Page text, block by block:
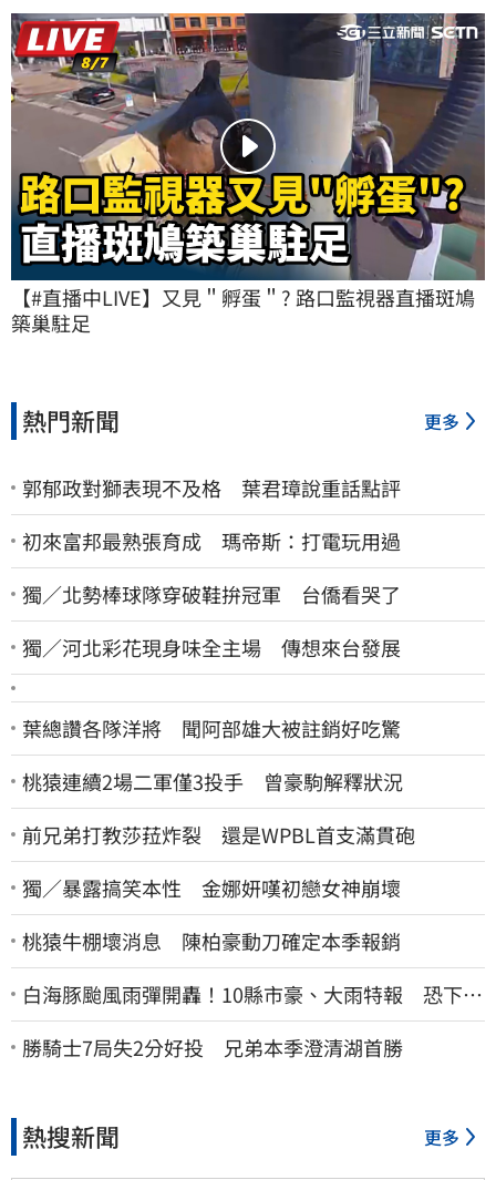
【#直播中LIVE】又見＂孵蛋＂? 路口監視器直播斑鳩
築巢駐足
熱門新聞 更多
郭郁政對獅表現不及格 葉君璋說重話點評
初來富邦最熟張育成 瑪帝斯：打電玩用過
獨／北勢棒球隊穿破鞋拚冠軍 台僑看哭了
獨／河北彩花現身味全主場 傳想來台發展
葉總讚各隊洋將 聞阿部雄大被註銷好吃驚
桃猿連續2場二軍僅3投手 曾豪駒解釋狀況
前兄弟打教莎菈炸裂 還是WPBL首支滿貫砲
獨／暴露搞笑本性 金娜妍嘆初戀女神崩壞
桃猿牛棚壞消息 陳柏豪動刀確定本季報銷
白海豚颱風雨彈開轟！10縣市豪、大雨特報 恐下到
明天
勝騎士7局失2分好投 兄弟本季澄清湖首勝
熱搜新聞 更多